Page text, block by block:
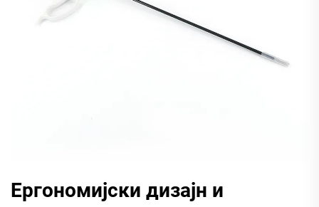
Ергономијски дизајн и